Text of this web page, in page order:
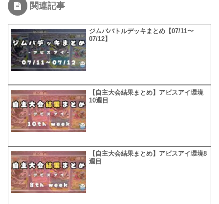
関連記事
ジムババトルデッキまとめ【07/11〜
07/12】
【自主大会結果まとめ】アビスアイ環境
10週目
【自主大会結果まとめ】アビスアイ環境8
週目